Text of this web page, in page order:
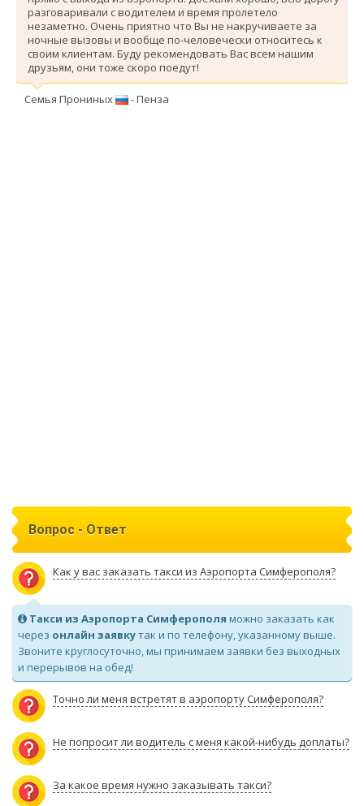
разговаривали с водителем и время пролетело
незаметно. Очень приятно что Вы не накручиваете за
ночные вызовы и вообще по-человечески относитесь к
своим клиентам. Буду рекомендовать Вас всем нашим
друзьям, они тоже скоро поедут!
Семья Прониных - Пенза
Вопрос - Ответ
Как у вас заказать такси из Аэропорта Симферополя?
Такси из Аэропорта Симферополя можно заказать как
через онлайн заявкутак и по телефону, указанному выше.
Звоните круглосуточно, мы принимаем заявки без выходных
и перерывов на обед!
Точно ли меня встретят в аэропорту Симферополя?
Не попросит ли водитель с меня какой-нибудь доплаты?
За какое время нужно заказывать такси?